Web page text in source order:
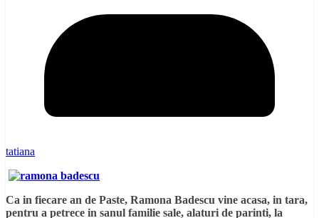
tatiana
Ca in fiecare an de Paste, Ramona Badescu vine acasa, in tara,
pentru a petrece in sanul familie sale, alaturi de parinti, la